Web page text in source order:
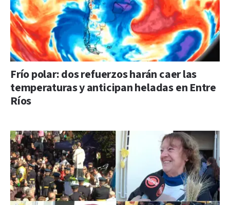
Frío polar: dos refuerzos harán caer las
temperaturas y anticipan heladas en Entre
Ríos